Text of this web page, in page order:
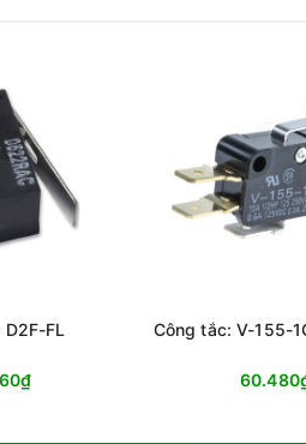
FL Công tắc: V-155-